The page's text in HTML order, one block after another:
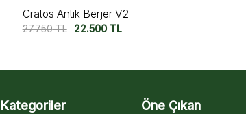
Cratos Antik Berjer V2
27.750TL 22.500TL
Kategoriler
Öne Çıkan